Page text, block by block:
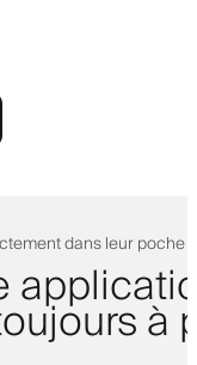
dans leur poche
à